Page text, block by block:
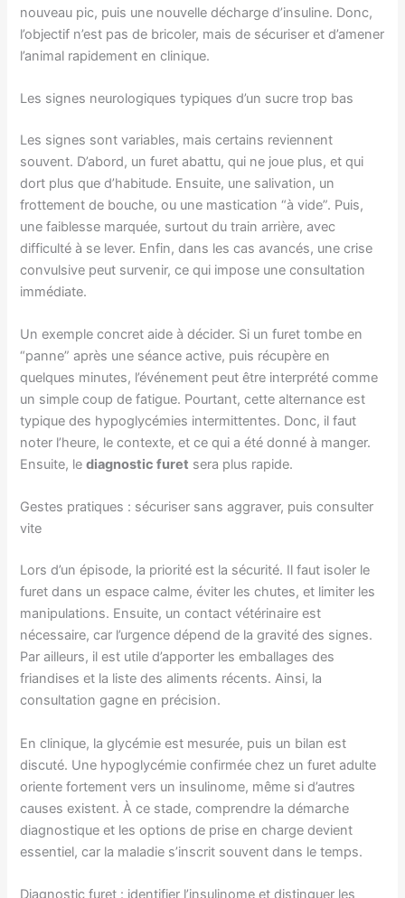
nouveau pic, puis une nouvelle décharge d’insuline. Donc,
l’objectif n’est pas de bricoler, mais de sécuriser et d’amener
l’animal rapidement en clinique.
Les signes neurologiques typiques d’un sucre trop bas
Les signes sont variables, mais certains reviennent
souvent. D’abord, un furet abattu, qui ne joue plus, et qui
dort plus que d’habitude. Ensuite, une salivation, un
frottement de bouche, ou une mastication “à vide”. Puis,
une faiblesse marquée, surtout du train arrière, avec
difficulté à se lever. Enfin, dans les cas avancés, une crise
convulsive peut survenir, ce qui impose une consultation
immédiate.
Un exemple concret aide à décider. Si un furet tombe en
“panne” après une séance active, puis récupère en
quelques minutes, l’événement peut être interprété comme
un simple coup de fatigue. Pourtant, cette alternance est
typique des hypoglycémies intermittentes. Donc, il faut
noter l’heure, le contexte, et ce qui a été donné à manger.
Ensuite, lediagnostic furet sera plus rapide.
Gestes pratiques : sécuriser sans aggraver, puis consulter
vite
Lors d’un épisode, la priorité est la sécurité. Il faut isoler le
furet dans un espace calme, éviter les chutes, et limiter les
manipulations. Ensuite, un contact vétérinaire est
nécessaire, car l’urgence dépend de la gravité des signes.
Par ailleurs, il est utile d’apporter les emballages des
friandises et la liste des aliments récents. Ainsi, la
consultation gagne en précision.
En clinique, la glycémie est mesurée, puis un bilan est
discuté. Une hypoglycémie confirmée chez un furet adulte
oriente fortement vers un insulinome, même si d’autres
causes existent. À ce stade, comprendre la démarche
diagnostique et les options de prise en charge devient
essentiel, car la maladie s’inscrit souvent dans le temps.
Diagnostic furet : identifier l’insulinome et distinguer les